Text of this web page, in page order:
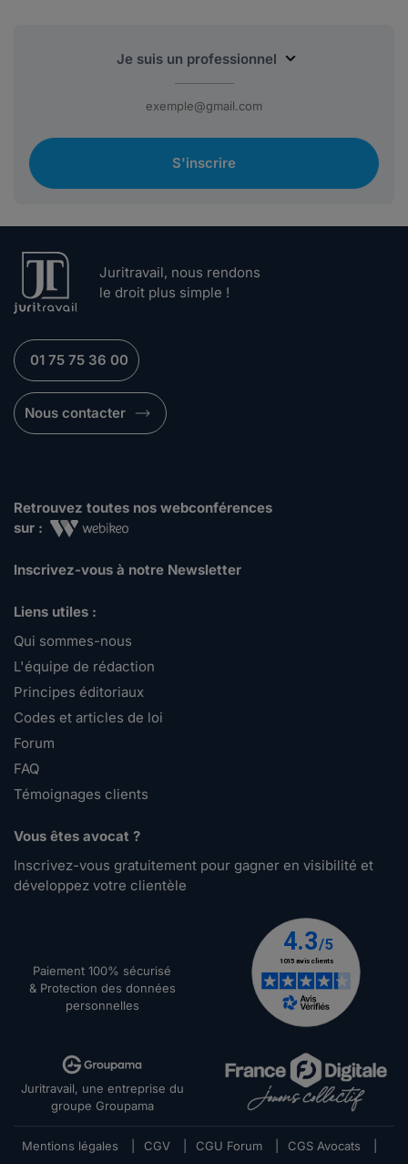
S'inscrire
Juritravail, nous rendons
le droit plus simple !
01 75 75 36 00
Nous contacter
Retrouvez toutes nos webconférences
sur :
Inscrivez-vous à notre Newsletter
Liens utiles :
Qui sommes-nous
L'équipe de rédaction
Principes éditoriaux
Codes et articles de loi
Forum
FAQ
Témoignages clients
Vous êtes avocat ?
Inscrivez-vous gratuitement pour gagner en visibilité et
développez votre clientèle
Paiement 100% sécurisé
& Protection des données
personnelles
Juritravail, une entreprise du
groupe Groupama
Mentions légales CGV CGU Forum CGS Avocats